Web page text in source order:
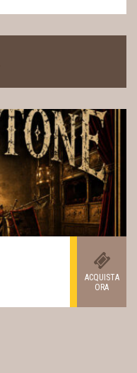
ACQUISTA
ORA